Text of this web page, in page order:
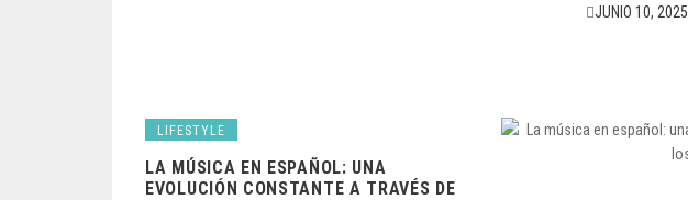
JUNIO 10, 2025
LIFESTYLE
LA MÚSICA EN ESPAÑOL: UNA
EVOLUCIÓN CONSTANTE A TRAVÉS DE